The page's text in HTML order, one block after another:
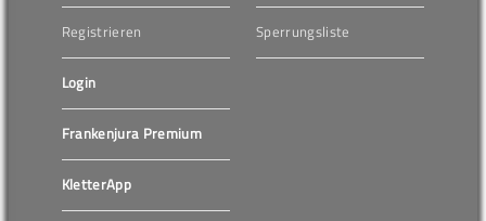
Registrieren
Login
Frankenjura Premium
KletterApp
Sperrungsliste